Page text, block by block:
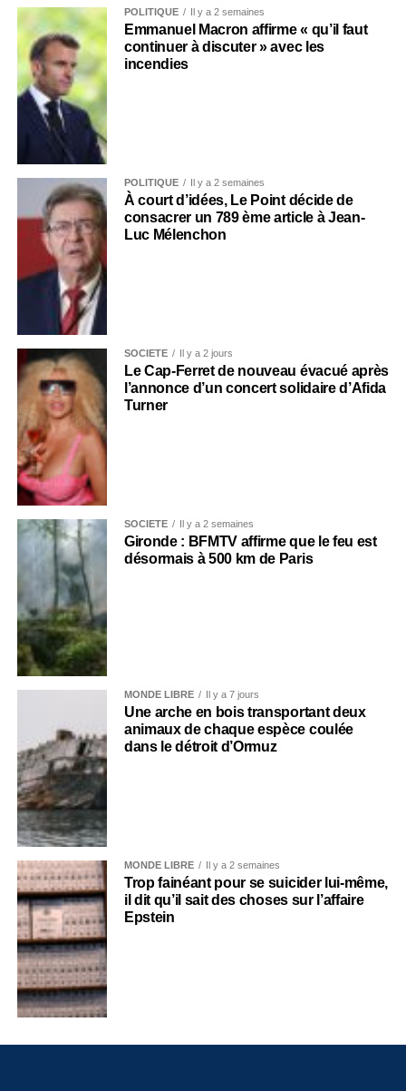
POLITIQUE Il y a 2 semaines
Emmanuel Macron affirme « qu’il faut
continuer à discuter » avec les
incendies
POLITIQUE Il y a 2 semaines
À court d’idées, Le Point décide de
consacrer un 789 ème article à Jean-
Luc Mélenchon
SOCIÉTÉ Il y a 2 jours
Le Cap-Ferret de nouveau évacué après
l’annonce d’un concert solidaire d’Afida
Turner
SOCIÉTÉ Il y a 2 semaines
Gironde : BFMTV affirme que le feu est
désormais à 500 km de Paris
MONDE LIBRE Il y a 7 jours
Une arche en bois transportant deux
animaux de chaque espèce coulée
dans le détroit d’Ormuz
MONDE LIBRE Il y a 2 semaines
Trop fainéant pour se suicider lui-même,
il dit qu’il sait des choses sur l’affaire
Epstein